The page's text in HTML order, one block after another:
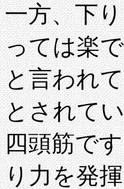
一方、下
っては楽
と言われ
とされて
四頭筋で
り力を発